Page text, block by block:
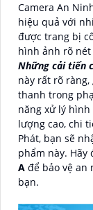
Camera An
hiệu quả với
được trang bị
hình ảnh rõ nét
Những cải tiến
này rất rõ
thanh trong
năng xử lý
lượng cao, chi
Phát, bạn sẽ
phẩm này. Hãy
A để bảo vệ an
bạn.